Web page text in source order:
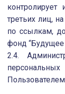
контролирует
третьих лиц,
по ссылкам,
фонд “Будущее
2.4.